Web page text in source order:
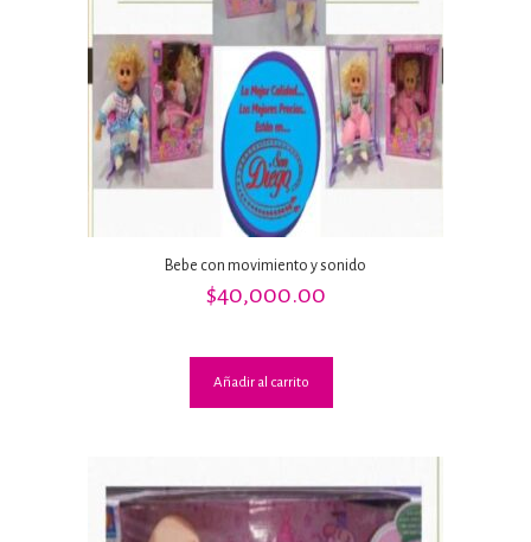
Bebe con movimiento y sonido
$40,000.00
Añadir al carrito